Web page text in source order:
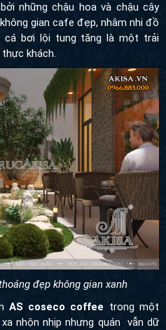
những chậu hoa và chậu cây
gian cafe đẹp, nhâm nhi đồ
cá bơi lội tung tăng là một trải
khách.
đẹp không gian xanh
AS coseco coffee trong một
nhộn nhịp nhưng quán vẫn dữ